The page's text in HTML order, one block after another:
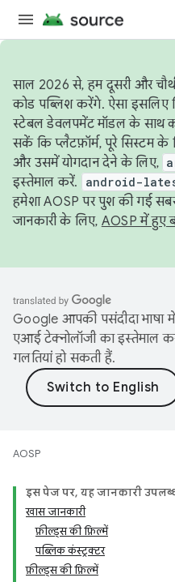
साल 2026 से, हम दूसरी और
कोड पब्लिश करेंगे. ऐसा इसलिए
स्टेबल डेवलपमेंट मॉडल के साथ
सकें कि प्लैटफ़ॉर्म, पूरे सिस्टम के
और उसमें योगदान देने के लिए,
इस्तेमाल करें.
android-
हमेशा AOSP पर पुश की गई
जानकारी के लिए, AOSP में हुए
Google आपकी पसंदीदा भाषा
एआई टेक्नोलॉजी का इस्तेमाल
गलतियां हो सकती हैं.
AOSP
इस पेज पर, यह जानकारी
खास जानकारी
फ़ील्ड्स की फ़िल्में
पब्लिक कंस्ट्रक्टर
फ़ील्ड्स की फ़िल्में